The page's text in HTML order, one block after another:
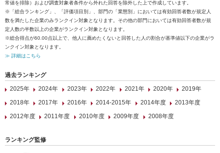
常値を排除）および調査対象者条件から外れた回答を除外した上で作成しています。
※「総合ランキング」、「評価項目別」、部門の「業態別」においては有効回答者数が規定人
数を満たした企業のみランクイン対象となります。その他の部門においては有効回答者数が規
定人数の半数以上の企業がランクイン対象となります。
※総合得点が60.00点以上で、他人に薦めたくないと回答した人の割合が基準値以下の企業がラ
ンクイン対象となります。
≫ 詳細はこちら
過去ランキング
2025年
2024年 2023年 2022年 2021年 2020年
2019年
2018年
2017年 2016年 2014-2015年 2014年度
2013年度
2012年度
2011年度 2010年度 2009年度 2008年度
ランキング監修